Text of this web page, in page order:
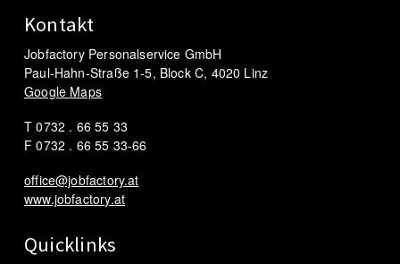
Kontakt
Jobfactory Personalservice GmbH
Paul-Hahn-Straße 1-5, Block C, 4020 Linz
Google Maps
T 0732 . 66 55 33
F 0732 . 66 55 33-66
office@jobfactory.at
www.jobfactory.at
Quicklinks